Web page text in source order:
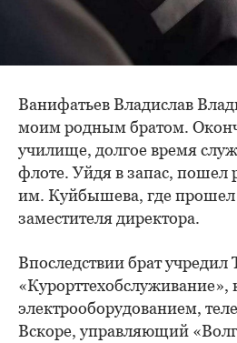
Ванифатьев Владислав
моим родным братом.
училище, долгое время
флоте. Уйдя в запас, пошел
им. Куйбышева, где прошел
заместителя директора.
Впоследствии брат
«Курорттехобслуживание»,
электрооборудованием,
Вскоре, управляющий